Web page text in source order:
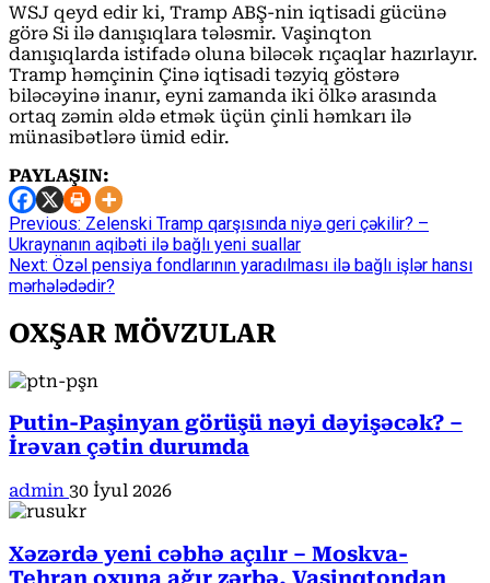
WSJ qeyd edir ki, Tramp ABŞ-nin iqtisadi gücünə
görə Si ilə danışıqlara tələsmir. Vaşinqton
danışıqlarda istifadə oluna biləcək rıçaqlar hazırlayır.
Tramp həmçinin Çinə iqtisadi təzyiq göstərə
biləcəyinə inanır, eyni zamanda iki ölkə arasında
ortaq zəmin əldə etmək üçün çinli həmkarı ilə
münasibətlərə ümid edir.
PAYLAŞIN:
Continue
Reading
Previous: Zelenski Tramp qarşısında niyə geri çəkilir? –
Ukraynanın aqibəti ilə bağlı yeni suallar
Next: Özəl pensiya fondlarının yaradılması ilə bağlı işlər hansı
mərhələdədir?
OXŞAR MÖVZULAR
Putin-Paşinyan görüşü nəyi dəyişəcək? –
İrəvan çətin durumda
admin 30 İyul 2026
Xəzərdə yeni cəbhə açılır – Moskva-